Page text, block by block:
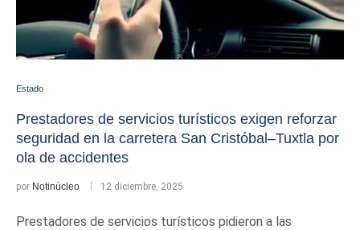
Estado
Prestadores de servicios turísticos exigen reforzar
seguridad en la carretera San Cristóbal–Tuxtla por
ola de accidentes
por Notinúcleo 12 diciembre, 2025
Prestadores de servicios turísticos pidieron a las